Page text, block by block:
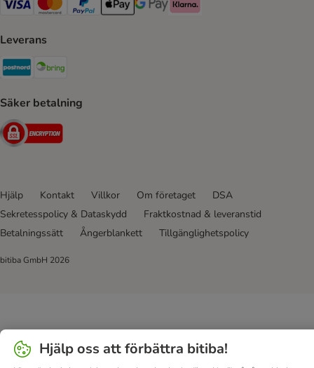
VISA Payment Method
Mastercard Payment Method
Paypal Payment Method
Apple Pay Payment Method
Google Pay Payment Method
Klarna Payment Method
Leverans
Postnord Shipping Method
Säker betalning
Security
Hjälp Kontakt Villkor Om företaget
DSA
Sekretesspolicy & Dataskydd
Fraktkostnad & leveranstid
Betalningssätt
Ångerblankett Tillgänglighetspolicy
bitiba GmbH 2026
Hjälp oss att förbättra bitiba!